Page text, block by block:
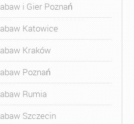
i Gier Poznań
Katowice
Kraków
Poznań
Rumia
Szczecin